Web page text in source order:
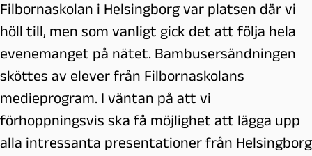
Filbornaskolan i Helsingborg var platsen där vi
höll till, men som vanligt gick det att följa hela
evenemanget på nätet. Bambusersändningen
sköttes av elever från Filbornaskolans
medieprogram. I väntan på att vi
förhoppningsvis ska få möjlighet att lägga upp
alla intressanta presentationer från Helsingborg